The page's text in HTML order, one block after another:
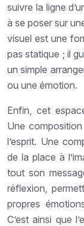
suivre la ligne
à se poser sur
visuel est une
pas statique ; il
un simple
ou une émotion.
Enfin, cet
Une
l’esprit. Une
de la place à
tout son
réflexion,
propres
C’est ainsi que